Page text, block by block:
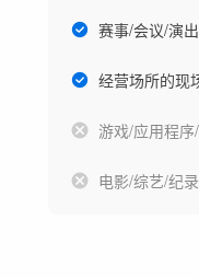
赛事/会议/演
经营场所的现
游戏/应用程
电影/综艺/纪